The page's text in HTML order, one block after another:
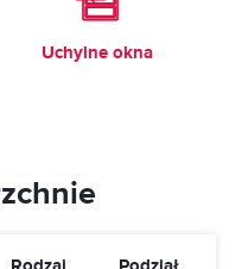
Uchylne okna